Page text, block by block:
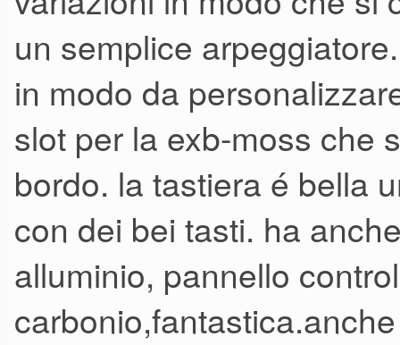
un semplice
in modo da
slot per la exb-moss che
bordo. la tastiera é bella
con dei bei tasti. ha
alluminio, pannello